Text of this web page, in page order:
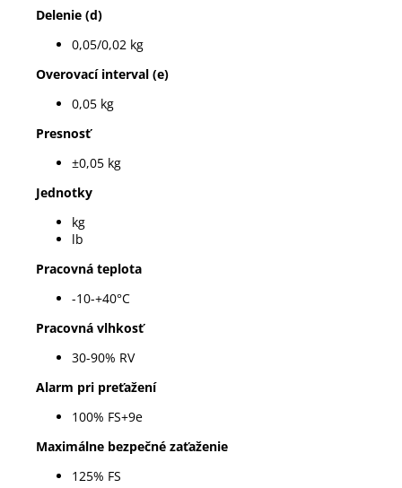
Delenie (d)
0,05/0,02 kg
Overovací interval (e)
0,05 kg
Presnosť
±0,05 kg
Jednotky
kg
lb
Pracovná teplota
-10-+40°C
Pracovná vlhkosť
30-90% RV
Alarm pri preťažení
100% FS+9e
Maximálne bezpečné zaťaženie
125% FS